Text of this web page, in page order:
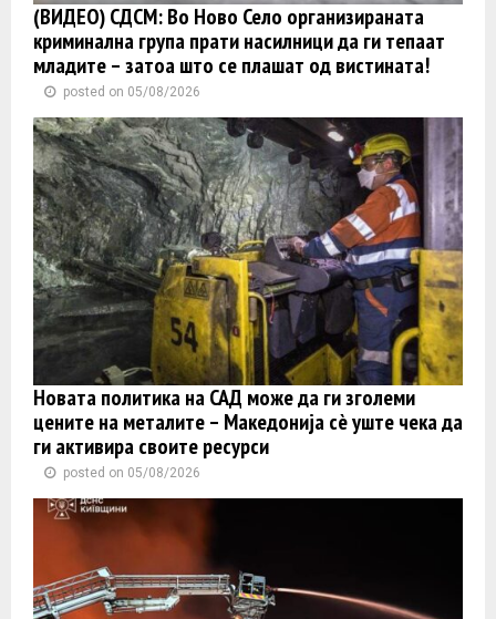
(ВИДЕО) СДСМ: Во Ново Село организираната
криминална група прати насилници да ги тепаат
младите – затоа што се плашат од вистината!
posted on 05/08/2026
Новата политика на САД може да ги зголеми
цените на металите – Македонија сè уште чека да
ги активира своите ресурси
posted on 05/08/2026